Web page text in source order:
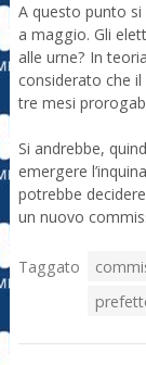
A questo punto
a maggio. Gli
alle urne? In
considerato che il
tre mesi
Si andrebbe,
emergere
potrebbe
un nuovo
Taggato